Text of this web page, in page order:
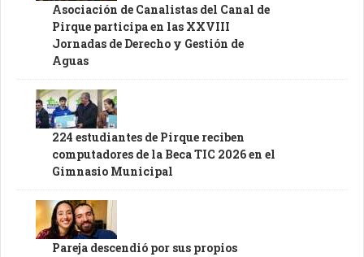
Asociación de Canalistas del Canal de
Pirque participa en las XXVIII
Jornadas de Derecho y Gestión de
Aguas
224 estudiantes de Pirque reciben
computadores de la Beca TIC 2026 en el
Gimnasio Municipal
Pareja descendió por sus propios